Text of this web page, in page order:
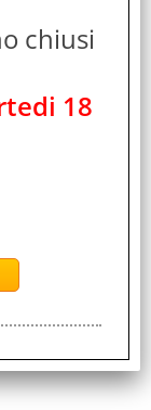
I Suoi
contrasto
chiusi
18